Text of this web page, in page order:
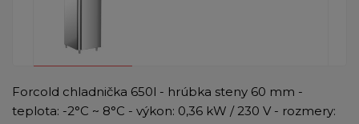
Forcold chladnička 650l - hrúbka steny 60 mm -
teplota: -2°C ~ 8°C - výkon: 0,36 kW / 230 V - rozmery: